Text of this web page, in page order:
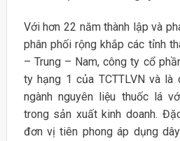
Với hơn 22 năm thành lập và
phân phối rộng khắp các tỉnh
– Trung – Nam, công ty cổ
ty hạng 1 của TCTTLVN và là
ngành nguyên liệu thuốc lá
trong sản xuất kinh doanh.
đơn vị tiên phong áp dụng